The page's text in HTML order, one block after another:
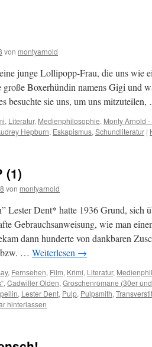
von montyarnold
junge Lollipopp-Frau, die uns wie
Boxerhündin namens Gigi und
besuchte sie uns, um uns
, Literatur, Medienphilosophie, Monty Arnold
Hepburn, Eskapismus, Schundliteratur |
(1)
von montyarnold
Lester Dent* hatte 1936 Grund, sich
Gebrauchsanweisung, wie man
dann hunderte von dankbaren
bzw. … Weiterlesen →
, Fernsehen, Film, Krimi, Literatur,
, Cadwiller Olden, Groschenromane (30er
, Lester Dent, Pulp, Pulpsmith,
hinterlassen